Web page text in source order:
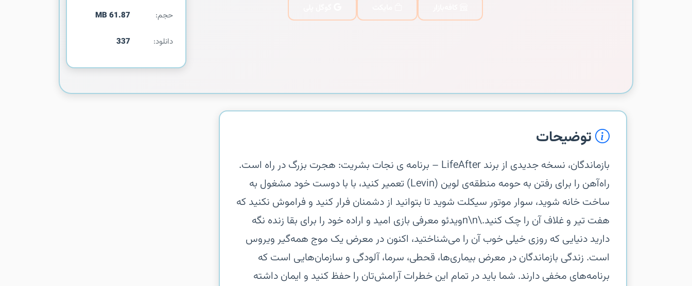
حجم: 61.87 MB
دانلود: 337
توضیحات
‏‏بازماندگان، نسخه جدیدی از برند LifeAfter – برنامه ی نجات بشریت: هجرت بزرگ در راه است.
راه‌آهن را برای رفتن به حومه منطقه‌ی لوین (Levin) تعمیر کنید، با با دوست خود مشغول به
ساخت خانه شوید، سوار موتور سیکلت شوید تا بتوانید از دشمنان فرار کنید و فراموش نکنید که
هفت تیر و غلاف آن را چک کنید.\n\nویدئو معرفی بازی‏ امید و اراده خود را برای بقا زنده نگه
دارید‏ دنیایی که روزی خیلی خوب آن را می‌شناختید، اکنون در معرض یک موج همه‌گیر ویروس
است. زندگی بازماندگان در معرض بیماری‌ها، قحطی، سرما، آلودگی و سازمان‌هایی است که
برنامه‌های مخفی دارند. شما باید در تمام این خطرات آرامش‌تان را حفظ کنید و ایمان داشته